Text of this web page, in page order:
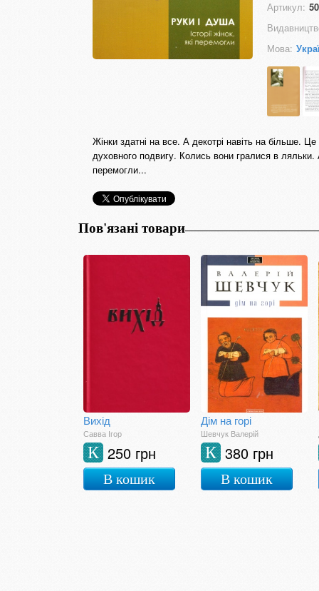
Артикул:
Мова:
Жінки здатні на все. А декотрі навіть на більше. Це
духовного подвигу. Колись вони гралися в
перемогли...
Пов'язані товари
Вихід
Савва Ігор
250 грн
К
В кошик
Дім на горі
Шевчук Валерій
380 грн
К
В кошик